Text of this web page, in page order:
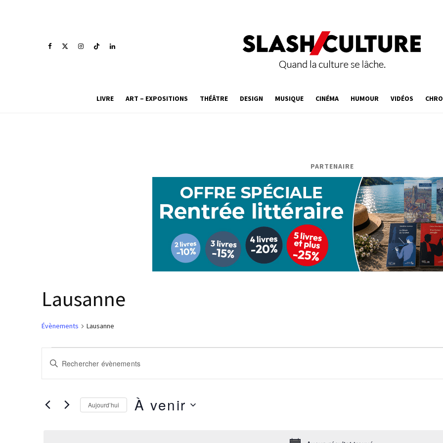
LIVRE ART – EXPOSITIONS THÉÂTRE DESIGN MUSIQUE CINÉMA HUMOUR VIDÉOS
PARTENAIRE
Lausanne
Évènements Lausanne
et
navigation
de
vues
Saisir
Évènements
Aujourd’hui À venir